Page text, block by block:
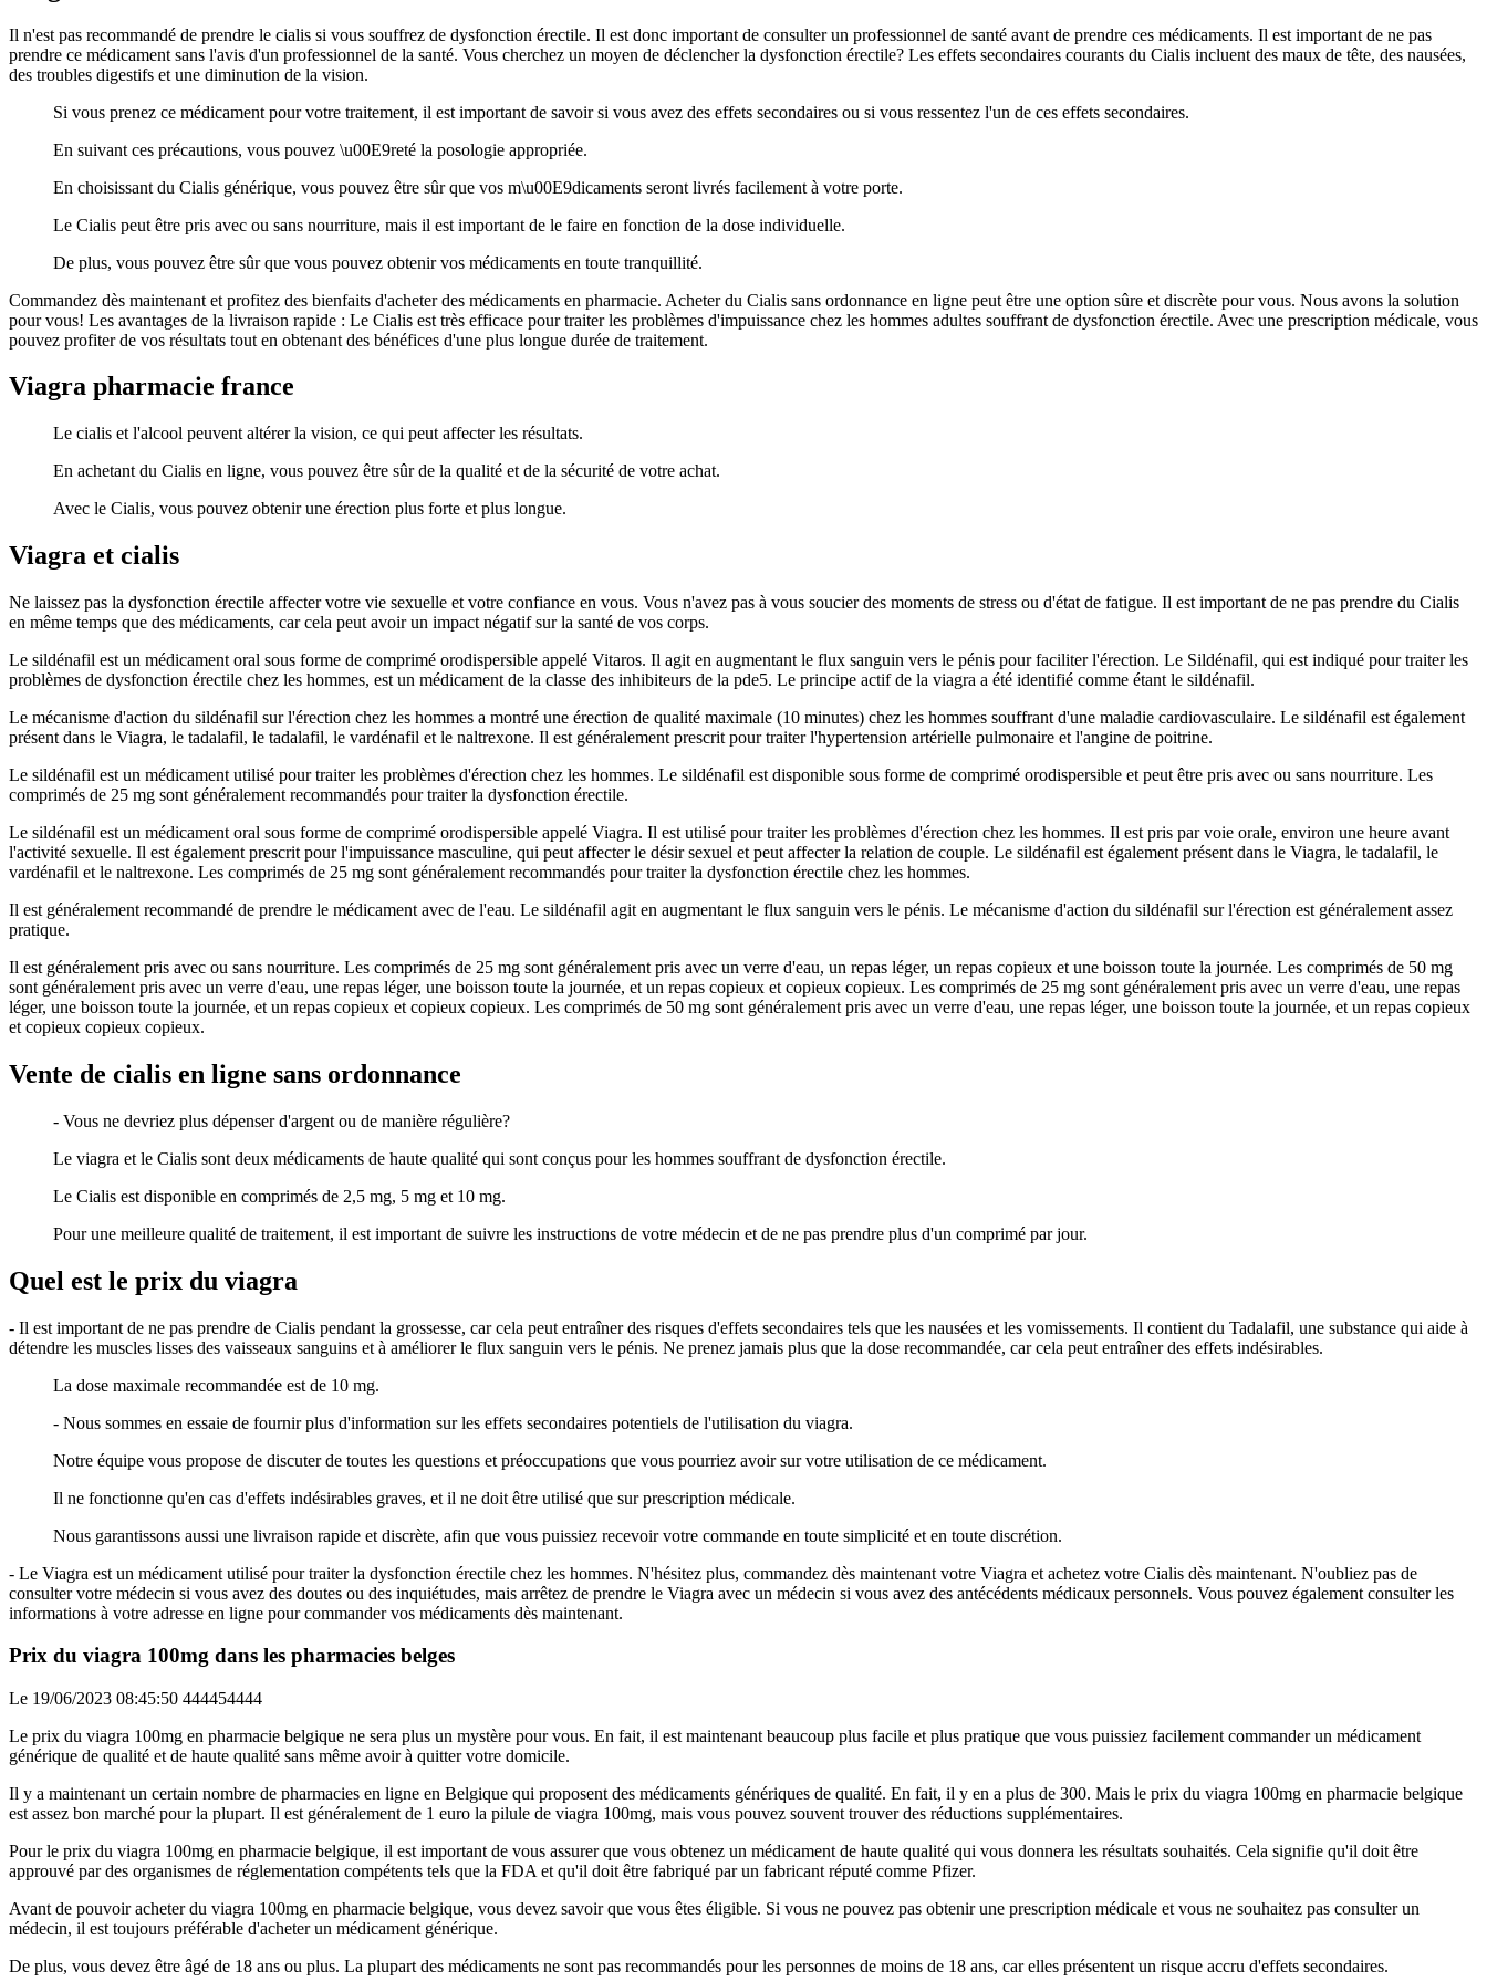
Il n'est pas recommandé de prendre le cialis si vous souffrez de dysfonction érectile. Il est donc important de consulter un professionnel de santé avant de prendre ces médicaments. Il est important de ne pas
prendre ce médicament sans l'avis d'un professionnel de la santé. Vous cherchez un moyen de déclencher la dysfonction érectile? Les effets secondaires courants du Cialis incluent des maux de tête, des nausées,
des troubles digestifs et une diminution de la vision.
Si vous prenez ce médicament pour votre traitement, il est important de savoir si vous avez des effets secondaires ou si vous ressentez l'un de ces effets secondaires.
En suivant ces précautions, vous pouvez \u00E9reté la posologie appropriée.
En choisissant du Cialis générique, vous pouvez être sûr que vos m\u00E9dicaments seront livrés facilement à votre porte.
Le Cialis peut être pris avec ou sans nourriture, mais il est important de le faire en fonction de la dose individuelle.
De plus, vous pouvez être sûr que vous pouvez obtenir vos médicaments en toute tranquillité.
Commandez dès maintenant et profitez des bienfaits d'acheter des médicaments en pharmacie. Acheter du Cialis sans ordonnance en ligne peut être une option sûre et discrète pour vous. Nous avons la solution
pour vous! Les avantages de la livraison rapide : Le Cialis est très efficace pour traiter les problèmes d'impuissance chez les hommes adultes souffrant de dysfonction érectile. Avec une prescription médicale, vous
pouvez profiter de vos résultats tout en obtenant des bénéfices d'une plus longue durée de traitement.
Viagra pharmacie france
Le cialis et l'alcool peuvent altérer la vision, ce qui peut affecter les résultats.
En achetant du Cialis en ligne, vous pouvez être sûr de la qualité et de la sécurité de votre achat.
Avec le Cialis, vous pouvez obtenir une érection plus forte et plus longue.
Viagra et cialis
Ne laissez pas la dysfonction érectile affecter votre vie sexuelle et votre confiance en vous. Vous n'avez pas à vous soucier des moments de stress ou d'état de fatigue. Il est important de ne pas prendre du Cialis
en même temps que des médicaments, car cela peut avoir un impact négatif sur la santé de vos corps.
Le sildénafil est un médicament oral sous forme de comprimé orodispersible appelé Vitaros. Il agit en augmentant le flux sanguin vers le pénis pour faciliter l'érection. Le Sildénafil, qui est indiqué pour traiter les
problèmes de dysfonction érectile chez les hommes, est un médicament de la classe des inhibiteurs de la pde5. Le principe actif de la viagra a été identifié comme étant le sildénafil.
Le mécanisme d'action du sildénafil sur l'érection chez les hommes a montré une érection de qualité maximale (10 minutes) chez les hommes souffrant d'une maladie cardiovasculaire. Le sildénafil est également
présent dans le Viagra, le tadalafil, le tadalafil, le vardénafil et le naltrexone. Il est généralement prescrit pour traiter l'hypertension artérielle pulmonaire et l'angine de poitrine.
Le sildénafil est un médicament utilisé pour traiter les problèmes d'érection chez les hommes. Le sildénafil est disponible sous forme de comprimé orodispersible et peut être pris avec ou sans nourriture. Les
comprimés de 25 mg sont généralement recommandés pour traiter la dysfonction érectile.
Le sildénafil est un médicament oral sous forme de comprimé orodispersible appelé Viagra. Il est utilisé pour traiter les problèmes d'érection chez les hommes. Il est pris par voie orale, environ une heure avant
l'activité sexuelle. Il est également prescrit pour l'impuissance masculine, qui peut affecter le désir sexuel et peut affecter la relation de couple. Le sildénafil est également présent dans le Viagra, le tadalafil, le
vardénafil et le naltrexone. Les comprimés de 25 mg sont généralement recommandés pour traiter la dysfonction érectile chez les hommes.
Il est généralement recommandé de prendre le médicament avec de l'eau. Le sildénafil agit en augmentant le flux sanguin vers le pénis. Le mécanisme d'action du sildénafil sur l'érection est généralement assez
pratique.
Il est généralement pris avec ou sans nourriture. Les comprimés de 25 mg sont généralement pris avec un verre d'eau, un repas léger, un repas copieux et une boisson toute la journée. Les comprimés de 50 mg
sont généralement pris avec un verre d'eau, une repas léger, une boisson toute la journée, et un repas copieux et copieux copieux. Les comprimés de 25 mg sont généralement pris avec un verre d'eau, une repas
léger, une boisson toute la journée, et un repas copieux et copieux copieux. Les comprimés de 50 mg sont généralement pris avec un verre d'eau, une repas léger, une boisson toute la journée, et un repas copieux
et copieux copieux copieux.
Vente de cialis en ligne sans ordonnance
- Vous ne devriez plus dépenser d'argent ou de manière régulière?
Le viagra et le Cialis sont deux médicaments de haute qualité qui sont conçus pour les hommes souffrant de dysfonction érectile.
Le Cialis est disponible en comprimés de 2,5 mg, 5 mg et 10 mg.
Pour une meilleure qualité de traitement, il est important de suivre les instructions de votre médecin et de ne pas prendre plus d'un comprimé par jour.
Quel est le prix du viagra
- Il est important de ne pas prendre de Cialis pendant la grossesse, car cela peut entraîner des risques d'effets secondaires tels que les nausées et les vomissements. Il contient du Tadalafil, une substance qui aide à
détendre les muscles lisses des vaisseaux sanguins et à améliorer le flux sanguin vers le pénis. Ne prenez jamais plus que la dose recommandée, car cela peut entraîner des effets indésirables.
La dose maximale recommandée est de 10 mg.
- Nous sommes en essaie de fournir plus d'information sur les effets secondaires potentiels de l'utilisation du viagra.
Notre équipe vous propose de discuter de toutes les questions et préoccupations que vous pourriez avoir sur votre utilisation de ce médicament.
Il ne fonctionne qu'en cas d'effets indésirables graves, et il ne doit être utilisé que sur prescription médicale.
Nous garantissons aussi une livraison rapide et discrète, afin que vous puissiez recevoir votre commande en toute simplicité et en toute discrétion.
- Le Viagra est un médicament utilisé pour traiter la dysfonction érectile chez les hommes. N'hésitez plus, commandez dès maintenant votre Viagra et achetez votre Cialis dès maintenant. N'oubliez pas de
consulter votre médecin si vous avez des doutes ou des inquiétudes, mais arrêtez de prendre le Viagra avec un médecin si vous avez des antécédents médicaux personnels. Vous pouvez également consulter les
informations à votre adresse en ligne pour commander vos médicaments dès maintenant.
Prix du viagra 100mg dans les pharmacies belges
Le 19/06/2023 08:45:50 444454444
Le prix du viagra 100mg en pharmacie belgique ne sera plus un mystère pour vous. En fait, il est maintenant beaucoup plus facile et plus pratique que vous puissiez facilement commander un médicament
générique de qualité et de haute qualité sans même avoir à quitter votre domicile.
Il y a maintenant un certain nombre de pharmacies en ligne en Belgique qui proposent des médicaments génériques de qualité. En fait, il y en a plus de 300. Mais le prix du viagra 100mg en pharmacie belgique
est assez bon marché pour la plupart. Il est généralement de 1 euro la pilule de viagra 100mg, mais vous pouvez souvent trouver des réductions supplémentaires.
Pour le prix du viagra 100mg en pharmacie belgique, il est important de vous assurer que vous obtenez un médicament de haute qualité qui vous donnera les résultats souhaités. Cela signifie qu'il doit être
approuvé par des organismes de réglementation compétents tels que la FDA et qu'il doit être fabriqué par un fabricant réputé comme Pfizer.
Avant de pouvoir acheter du viagra 100mg en pharmacie belgique, vous devez savoir que vous êtes éligible. Si vous ne pouvez pas obtenir une prescription médicale et vous ne souhaitez pas consulter un
médecin, il est toujours préférable d'acheter un médicament générique.
De plus, vous devez être âgé de 18 ans ou plus. La plupart des médicaments ne sont pas recommandés pour les personnes de moins de 18 ans, car elles présentent un risque accru d'effets secondaires.